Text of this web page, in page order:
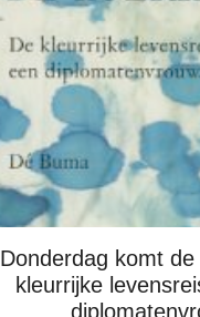
Donderdag komt
kleurrijke